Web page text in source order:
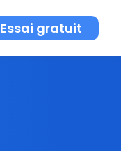
Essai gratuit